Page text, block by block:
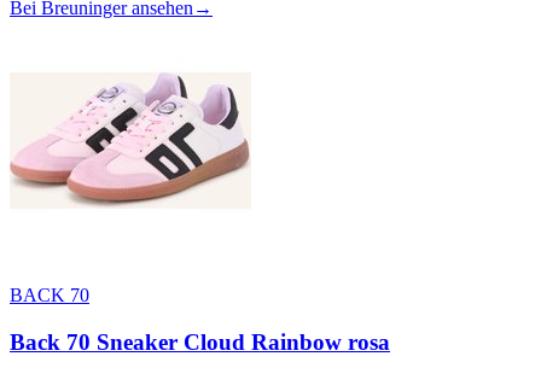
Bei Breuninger ansehen →
BACK 70
Back 70 Sneaker Cloud Rainbow rosa